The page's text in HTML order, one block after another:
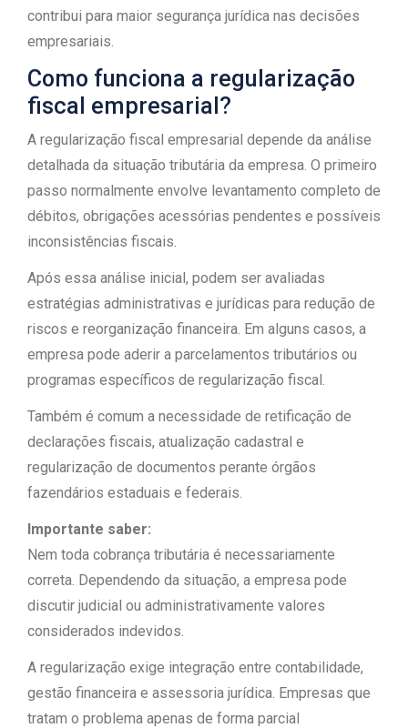
contribui para maior segurança jurídica nas decisões
empresariais.
Como funciona a regularização
fiscal empresarial?
A regularização fiscal empresarial depende da análise
detalhada da situação tributária da empresa. O primeiro
passo normalmente envolve levantamento completo de
débitos, obrigações acessórias pendentes e possíveis
inconsistências fiscais.
Após essa análise inicial, podem ser avaliadas
estratégias administrativas e jurídicas para redução de
riscos e reorganização financeira. Em alguns casos, a
empresa pode aderir a parcelamentos tributários ou
programas específicos de regularização fiscal.
Também é comum a necessidade de retificação de
declarações fiscais, atualização cadastral e
regularização de documentos perante órgãos
fazendários estaduais e federais.
Importante saber:
Nem toda cobrança tributária é necessariamente
correta. Dependendo da situação, a empresa pode
discutir judicial ou administrativamente valores
considerados indevidos.
A regularização exige integração entre contabilidade,
gestão financeira e assessoria jurídica. Empresas que
tratam o problema apenas de forma parcial